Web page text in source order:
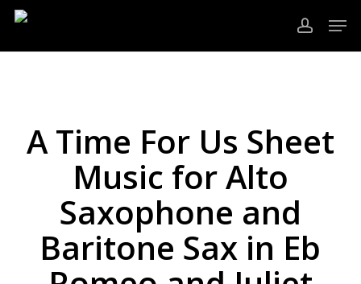
cuenta
A Time For Us Sheet
Music for Alto
Saxophone and
Baritone Sax in Eb